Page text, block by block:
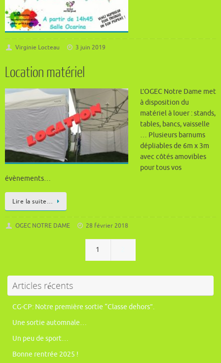
Virginie Locteau 3 juin 2019
Location matériel
L’OGEC Notre Dame met
à disposition du
matériel à louer : stands,
tables, bancs, vaisselle
… Plusieurs barnums
dépliables de 6m x 3m
avec côtés amovibles
pour tous vos
évènements…
Lire la suite…
OGEC NOTRE DAME 28 février 2018
1
Articles récents
CG-CP: Notre première sortie “Classe dehors”.
Une sortie automnale…
Un peu de sport…
Bonne rentrée 2025 !